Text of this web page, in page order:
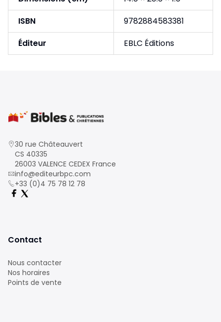
ISBN
9782884583381
Éditeur
EBLC Éditions
30 rue Châteauvert
CS 40335
26003 VALENCE CEDEX France
info@editeurbpc.com
+33 (0)4 75 78 12 78
Contact
Nous contacter
Nos horaires
Points de vente